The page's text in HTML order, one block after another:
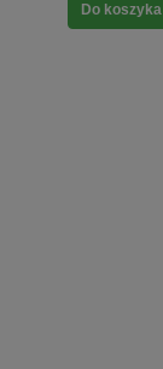
Do koszyka